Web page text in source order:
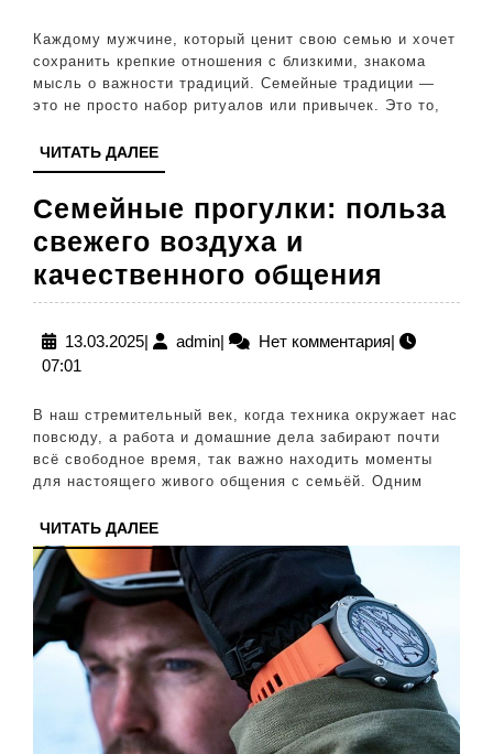
и
укрепить
связь
Каждому мужчине, который ценит свою семью и хочет
сохранить крепкие отношения с близкими, знакома
мысль о важности традиций. Семейные традиции —
это не просто набор ритуалов или привычек. Это то,
ЧИТАТЬ ДАЛЕЕЧИТАТЬ
ДАЛЕЕ
Семейные прогулки: польза
свежего воздуха и
качественного общения
польза
и
13.03.202513.03.2025
| adminadmin
| Нет комментария|
07:01
В наш стремительный век, когда техника окружает нас
повсюду, а работа и домашние дела забирают почти
всё свободное время, так важно находить моменты
для настоящего живого общения с семьёй. Одним
ЧИТАТЬ ДАЛЕЕЧИТАТЬ
ДАЛЕЕ